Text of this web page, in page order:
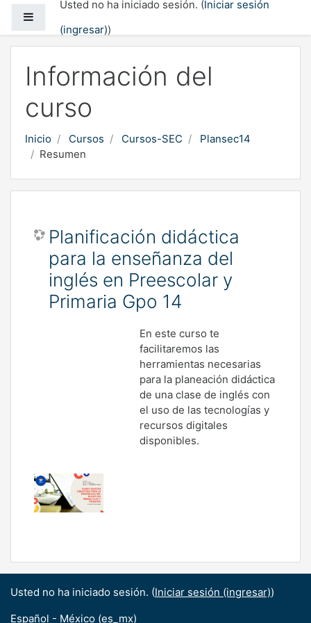
Saltar al contenido principal
Usted no ha iniciado sesión. (Iniciar sesión
(ingresar))
Información del
curso
Inicio Cursos Cursos-SEC
Plansec14
Resumen
Planificación didáctica
para la enseñanza del
inglés en Preescolar y
Primaria Gpo 14
En este curso te
facilitaremos las
herramientas necesarias
para la planeación didáctica
de una clase de inglés con
el uso de las tecnologías y
recursos digitales
disponibles.
Usted no ha iniciado sesión. (Iniciar sesión (ingresar))
Español - México ‎(es_mx)‎